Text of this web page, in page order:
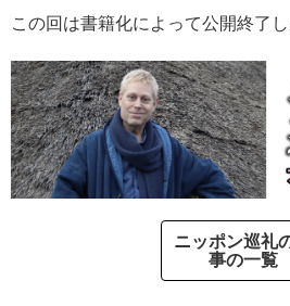
この回は書籍化によって公開終了し
ニッポン巡礼
事の一覧